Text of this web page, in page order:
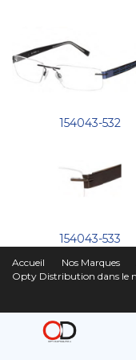
154043-532
154043-533
Accueil Nos Marques
Opty Distribution dans le